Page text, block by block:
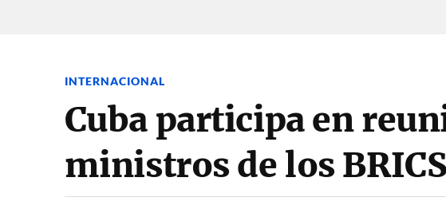
INTERNACIONAL
Cuba participa en
ministros de los BRICS